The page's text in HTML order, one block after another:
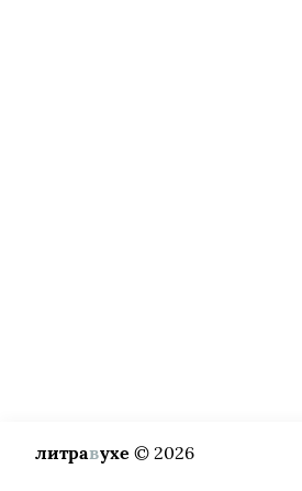
литравухе © 2026